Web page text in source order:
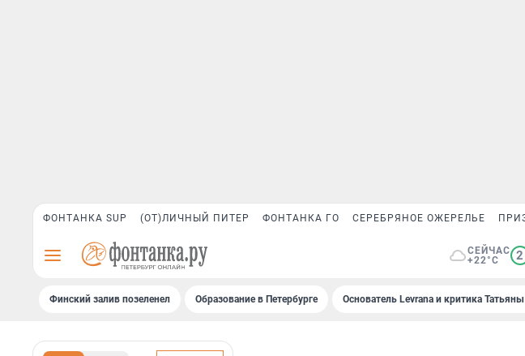
ФОНТАНКА SUP (ОТ)ЛИЧНЫЙ ПИТЕР ФОНТАНКА ГО СЕРЕБРЯНОЕ ОЖЕРЕЛЬЕ
СЕЙЧАС
+22°C
2
Финский залив позеленел Образование в Петербурге Основатель Levrana и критика